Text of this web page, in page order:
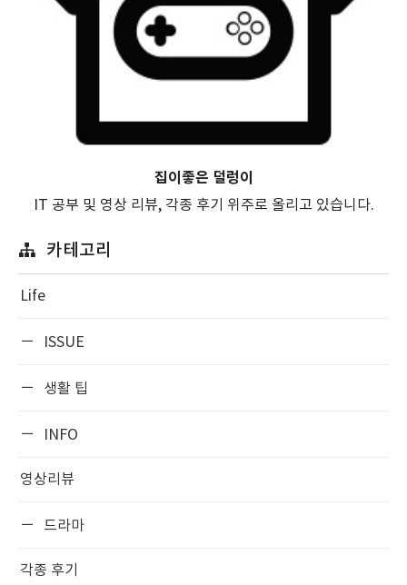
집이좋은 덜렁이
IT 공부 및 영상 리뷰, 각종 후기 위주로 올리고 있습니다.
카테고리
Life
ISSUE
생활 팁
INFO
영상리뷰
드라마
각종 후기